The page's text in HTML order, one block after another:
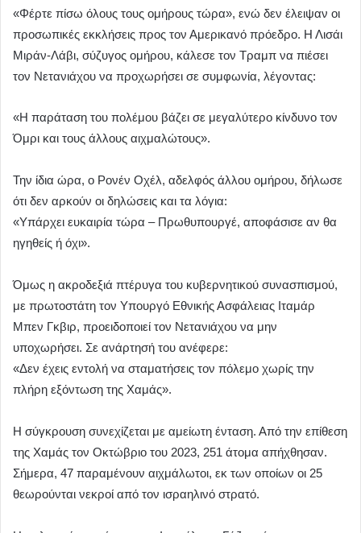
«Φέρτε πίσω όλους τους ομήρους τώρα», ενώ δεν έλειψαν οι
προσωπικές εκκλήσεις προς τον Αμερικανό πρόεδρο. Η Λισάι
Μιράν-Λάβι, σύζυγος ομήρου, κάλεσε τον Τραμπ να πιέσει
τον Νετανιάχου να προχωρήσει σε συμφωνία, λέγοντας:
«Η παράταση του πολέμου βάζει σε μεγαλύτερο κίνδυνο τον
Όμρι και τους άλλους αιχμαλώτους».
Την ίδια ώρα, ο Ρονέν Οχέλ, αδελφός άλλου ομήρου, δήλωσε
ότι δεν αρκούν οι δηλώσεις και τα λόγια:
«Υπάρχει ευκαιρία τώρα – Πρωθυπουργέ, αποφάσισε αν θα
ηγηθείς ή όχι».
Όμως η ακροδεξιά πτέρυγα του κυβερνητικού συνασπισμού,
με πρωτοστάτη τον Υπουργό Εθνικής Ασφάλειας Ιταμάρ
Μπεν Γκβιρ, προειδοποιεί τον Νετανιάχου να μην
υποχωρήσει. Σε ανάρτησή του ανέφερε:
«Δεν έχεις εντολή να σταματήσεις τον πόλεμο χωρίς την
πλήρη εξόντωση της Χαμάς».
Η σύγκρουση συνεχίζεται με αμείωτη ένταση. Από την επίθεση
της Χαμάς τον Οκτώβριο του 2023, 251 άτομα απήχθησαν.
Σήμερα, 47 παραμένουν αιχμάλωτοι, εκ των οποίων οι 25
θεωρούνται νεκροί από τον ισραηλινό στρατό.